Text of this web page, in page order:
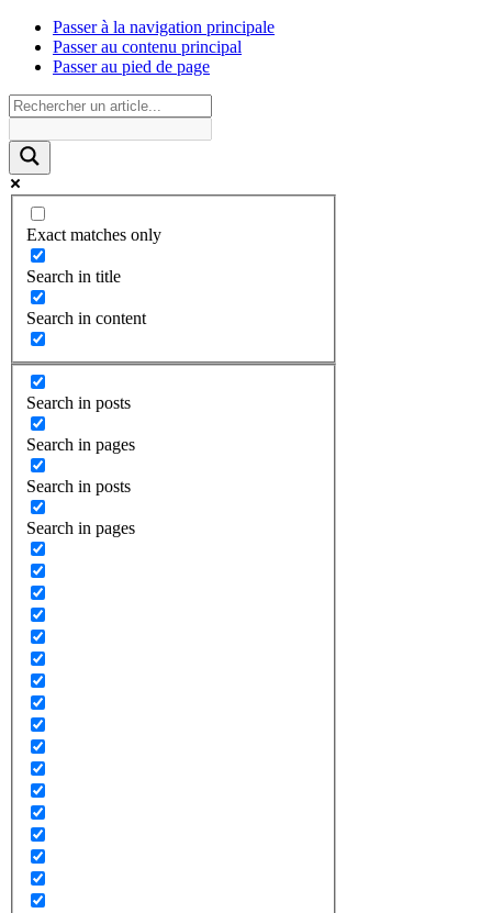
Passer à la navigation principale
Passer au contenu principal
Passer au pied de page
Exact matches only
Search in title
Search in content
Search in posts
Search in pages
Search in posts
Search in pages